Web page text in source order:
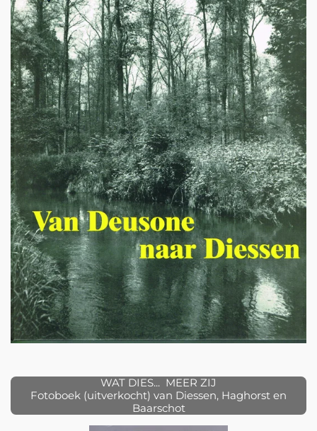
WAT DIES... MEER ZIJ
Fotoboek (uitverkocht) van Diessen, Haghorst en
Baarschot